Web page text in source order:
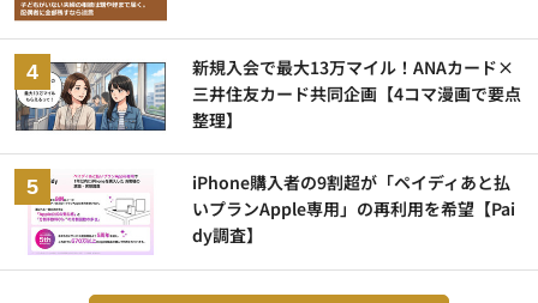
新規入会で最大13万マイル！ANAカード×
三井住友カード共同企画【4コマ漫画で要点
整理】
iPhone購入者の9割超が「ペイディあと払
いプランApple専用」の再利用を希望【Pai
dy調査】